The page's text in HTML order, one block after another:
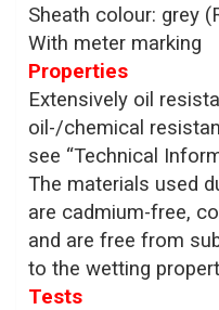
Sheath colour: grey
With meter marking
Properties
Extensively oil
oil-/chemical
see “Technical
The materials used
are cadmium-free,
and are free from
to the wetting
Tests